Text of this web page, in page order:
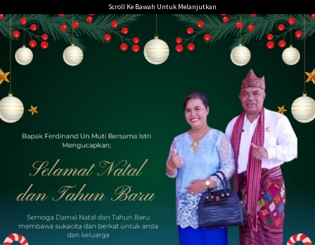
ke
konten
Scroll Ke Bawah Untuk Melanjutkan